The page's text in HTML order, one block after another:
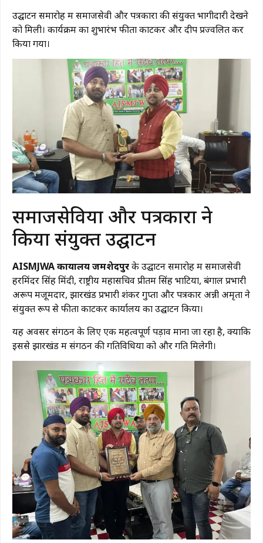
उद्घाटन समारोह में समाजसेवी और पत्रकारों की संयुक्त भागीदारी देखने
को मिली। कार्यक्रम का शुभारंभ फीता काटकर और दीप प्रज्वलित कर
किया गया।
समाजसेवियों और पत्रकारों ने
किया संयुक्त उद्घाटन
AISMJWA कार्यालय जमशेदपुरके उद्घाटन समारोह में समाजसेवी
हरमिंदर सिंह मिंदी, राष्ट्रीय महासचिव प्रीतम सिंह भाटिया, बंगाल प्रभारी
अरूप मजूमदार, झारखंड प्रभारी शंकर गुप्ता और पत्रकार अन्नी अमृता ने
संयुक्त रूप से फीता काटकर कार्यालय का उद्घाटन किया।
यह अवसर संगठन के लिए एक महत्वपूर्ण पड़ाव माना जा रहा है, क्योंकि
इससे झारखंड में संगठन की गतिविधियों को और गति मिलेगी।